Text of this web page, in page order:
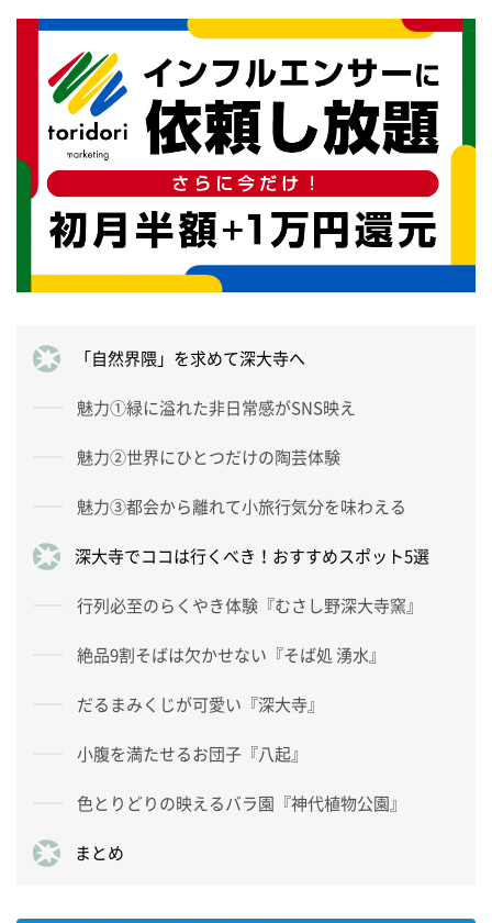
「自然界隈」を求めて深大寺へ
魅力①緑に溢れた非日常感がSNS映え
魅力②世界にひとつだけの陶芸体験
魅力③都会から離れて小旅行気分を味わえる
深大寺でココは行くべき！おすすめスポット5選
行列必至のらくやき体験『むさし野深大寺窯』
絶品9割そばは欠かせない『そば処 湧水』
だるまみくじが可愛い『深大寺』
小腹を満たせるお団子『八起』
色とりどりの映えるバラ園『神代植物公園』
まとめ